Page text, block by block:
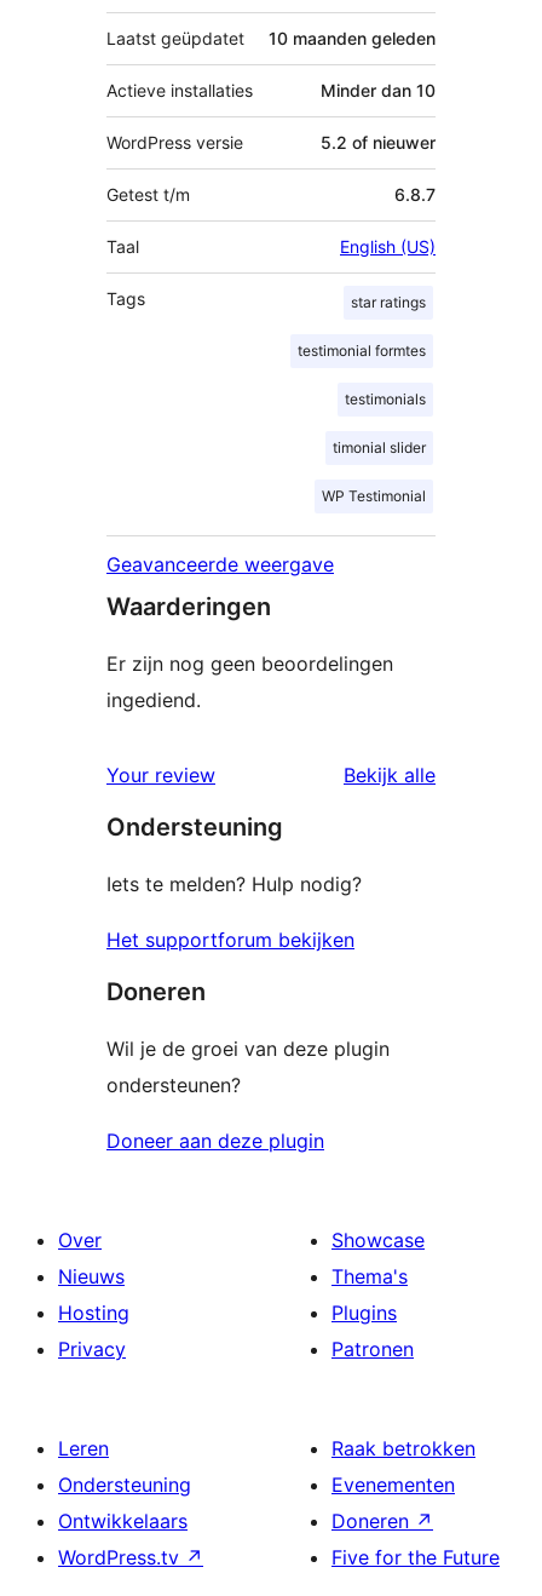
Laatst geüpdatet 10 maanden geleden
Actieve installaties Minder dan 10
WordPress versie 5.2 of nieuwer
Getest t/m 6.8.7
Taal English (US)
Tags star ratings
testimonial formtes
testimonials
timonial slider
WP Testimonial
Geavanceerde weergave
Waarderingen
Er zijn nog geen beoordelingen
ingediend.
Your review Bekijk alle
Ondersteuning
Iets te melden? Hulp nodig?
Het supportforum bekijken
Doneren
Wil je de groei van deze plugin
ondersteunen?
Doneer aan deze plugin
Over
Nieuws
Hosting
Privacy
Showcase
Thema's
Plugins
Patronen
Leren
Ondersteuning
Ontwikkelaars
WordPress.tv ↗
Raak betrokken
Evenementen
Doneren ↗
Five for the Future